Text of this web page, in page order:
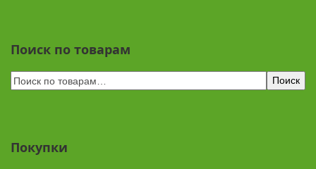
Поиск по товарам
Поиск
Покупки